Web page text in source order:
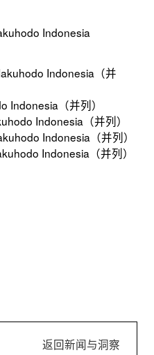
Indonesia
Indonesia（并
（并列）
Indonesia（并列）
Indonesia（并列）
Indonesia（并列）
返回新闻与洞察